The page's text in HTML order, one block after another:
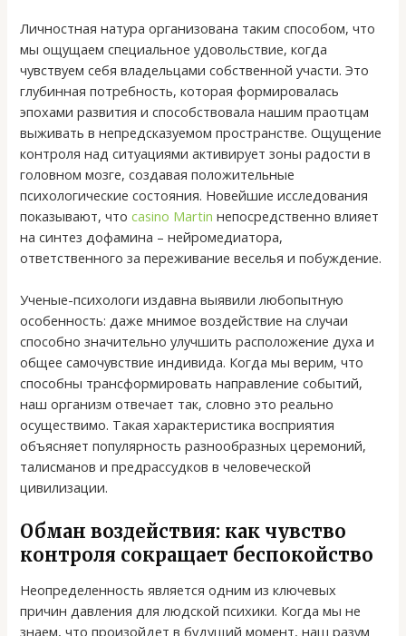
Личностная натура организована таким способом, что
мы ощущаем специальное удовольствие, когда
чувствуем себя владельцами собственной участи. Это
глубинная потребность, которая формировалась
эпохами развития и способствовала нашим праотцам
выживать в непредсказуемом пространстве. Ощущение
контроля над ситуациями активирует зоны радости в
головном мозге, создавая положительные
психологические состояния. Новейшие исследования
показывают, чтоcasino Martin непосредственно влияет
на синтез дофамина – нейромедиатора,
ответственного за переживание веселья и побуждение.
Ученые-психологи издавна выявили любопытную
особенность: даже мнимое воздействие на случаи
способно значительно улучшить расположение духа и
общее самочувствие индивида. Когда мы верим, что
способны трансформировать направление событий,
наш организм отвечает так, словно это реально
осуществимо. Такая характеристика восприятия
объясняет популярность разнообразных церемоний,
талисманов и предрассудков в человеческой
цивилизации.
Обман воздействия: как чувство
контроля сокращает беспокойство
Неопределенность является одним из ключевых
причин давления для людской психики. Когда мы не
знаем, что произойдет в будущий момент, наш разум